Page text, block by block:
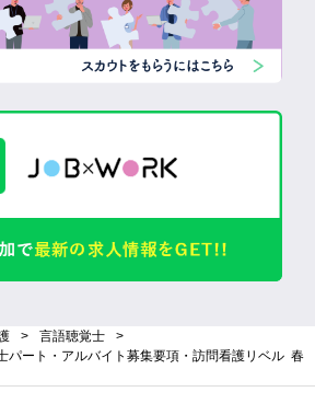
言語聴覚士
パート・アルバイト募集要項・訪問看護リベル 春